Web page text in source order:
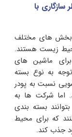
با
بخش های مختلف
زیست هستند.
ماشین های
به نوع بسته
نسبت به پودر
اما شرکت ها به
بسته بندی
که برای محیط
جذب کند.